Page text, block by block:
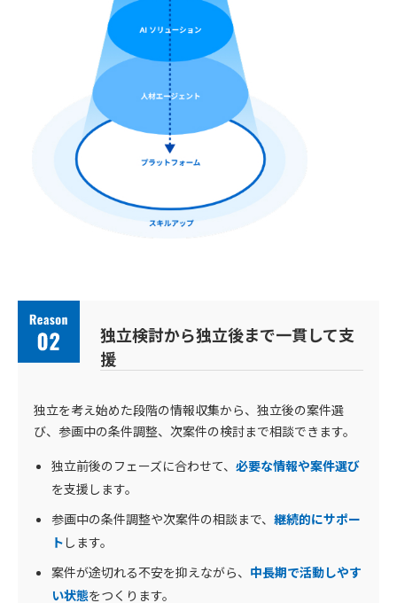
独立検討から独立後まで一貫して支
援
独立を考え始めた段階の情報収集から、独立後の案件選
び、参画中の条件調整、次案件の検討まで相談できます。
独立前後のフェーズに合わせて、 必要な情報や案件選び
を支援します。
参画中の条件調整や次案件の相談まで、 継続的にサポー
ト します。
案件が途切れる不安を抑えながら、 中長期で活動しやす
い状態をつくります。